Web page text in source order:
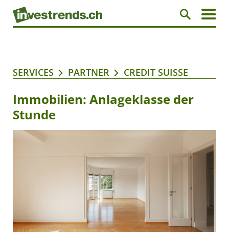
SERVICES PARTNER CREDIT SUISSE
Immobilien: Anlageklasse der
Stunde